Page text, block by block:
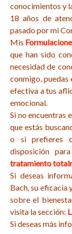
conocimientos y
18 años de
pasado por mi
Mis
que han sido
necesidad de
conmigo, puedas
efectiva a tus
emocional.
Si no encuentras
que estás
o si prefieres
disposición
tratamiento
Si deseas
Bach, su eficacia
sobre el
visita la sección:
Si deseas más